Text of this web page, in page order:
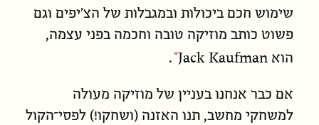
שימוש חכם ביכולות ובמגבלות של הצ׳יפים וגם
פשוט כותב מוזיקה טובה וחכמה בפני עצמה,
הוא Jack Kaufman
.
אם כבר אנחנו בעניין של מוזיקה מעולה
למשחקי מחשב, תנו האזנה (ושחקו!) לפסי־הקול